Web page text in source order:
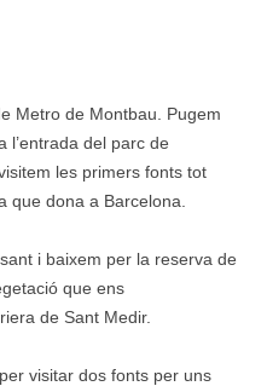
Metro de Montbau. Pugem
l’entrada del parc de
les primers fonts tot
que dona a Barcelona.
i baixem per la reserva de
que ens
de Sant Medir.
visitar dos fonts per uns